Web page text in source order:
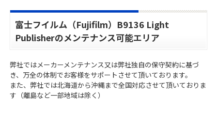
富士フイルム（Fujifilm）B9136 Light
Publisherのメンテナンス可能エリア
弊社ではメーカーメンテナンス又は弊社独自の保守契約に基づ
き、万全の体制でお客様をサポートさせて頂いております。
また、弊社では北海道から沖縄まで全国対応させて頂いておりま
す（離島など一部地域は除く）